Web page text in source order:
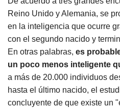
Reino Unido y Alemania, se
en la inteligencia que ocurre
con el segundo nacido y
En otras palabras, es
un poco menos inteligente
a más de 20.000 individuos
hasta el último nacido, el
concluyente de que existe un